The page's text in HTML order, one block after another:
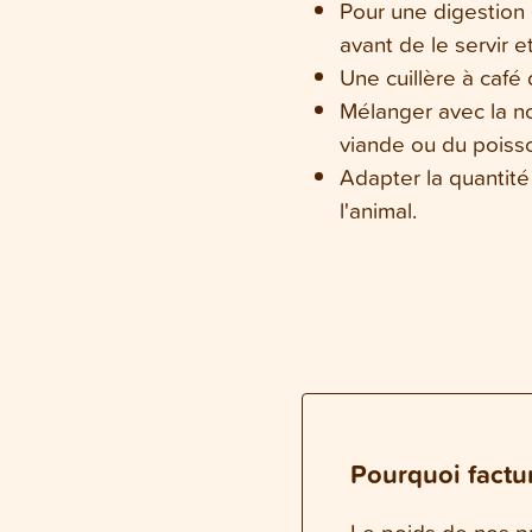
Pour une
avant de le servir
Une cuillère à
Mélanger avec la
viande ou du
Adapter la
l'animal.
Pourquoi